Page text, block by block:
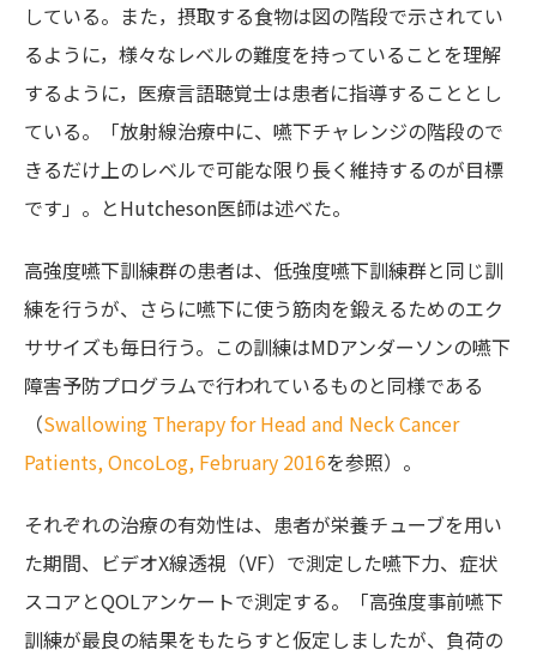
している。また，摂取する食物は図の階段で示されてい
るように，様々なレベルの難度を持っていることを理解
するように，医療言語聴覚士は患者に指導することとし
ている。「放射線治療中に、嚥下チャレンジの階段ので
きるだけ上のレベルで可能な限り長く維持するのが目標
です」。とHutcheson医師は述べた。
高強度嚥下訓練群の患者は、低強度嚥下訓練群と同じ訓
練を行うが、さらに嚥下に使う筋肉を鍛えるためのエク
ササイズも毎日行う。この訓練はMDアンダーソンの嚥下
障害予防プログラムで行われているものと同様である
（Swallowing Therapy for Head and Neck Cancer
Patients, OncoLog, February 2016を参照）。
それぞれの治療の有効性は、患者が栄養チューブを用い
た期間、ビデオX線透視（VF）で測定した嚥下力、症状
スコアとQOLアンケートで測定する。「高強度事前嚥下
訓練が最良の結果をもたらすと仮定しましたが、負荷の